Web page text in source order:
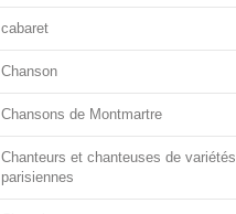
cabaret
Chanson
Chansons de Montmartre
Chanteurs et chanteuses de variétés
parisiennes